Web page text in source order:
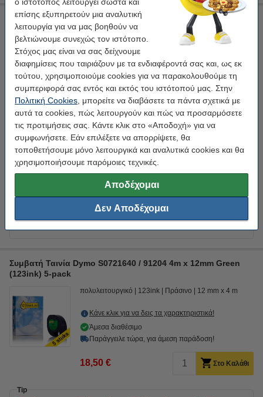
επίσης εξυπηρετούν μια αναλυτική
λειτουργία για να μας βοηθούν να
βελτιώνουμε συνεχώς τον ιστότοπο.
Στόχος μας είναι να σας δείχνουμε
διαφημίσεις που ταιριάζουν με τα ενδιαφέροντά σας και, ως εκ
τούτου, χρησιμοποιούμε cookies για να παρακολουθούμε τη
συμπεριφορά σας εντός και εκτός του ιστότοπού μας. Στην
Πολιτική Cookies , μπορείτε να διαβάσετε τα πάντα σχετικά με
αυτά τα cookies, πώς λειτουργούν και πώς να προσαρμόσετε
τις προτιμήσεις σας. Κάντε κλικ στο «Αποδοχή» για να
συμφωνήσετε. Εάν επιλέξετε να απορρίψετε, θα
τοποθετήσουμε μόνο λειτουργικά και αναλυτικά cookies και θα
χρησιμοποιήσουμε παρόμοιες τεχνικές.
Αποδέχομαι
Δεν Αποδέχομαι
Συμβατή Ταινία Dymo S0721640 / 91204 4m x 12mm Green
(123ink)
πολυλειτουργικό 12 mm x 4 m 123ink
Κάνε κλικ για να δεις τα χαρακτηριστικά!
Κέρδισε50%στην ταινία!
Άμεσα διαθέσιμο
Παράγγειλε τώρα, για άμεση παράδοση!
3,95 € Στο Καλάθι
Winstpakker!
Συμβατή Ταινία Dymo S0721640 / 91204 4m x 12mm Green
Συμβατή Ταινία Dymo S0721640 / 91204 4m x 12mm Green
(123ink) 5-pack
πολυλειτουργικό 123ink Πράσινο 12 mm x 4 m
Κάνε κλικ για να δεις τα χαρακτηριστικά!
Άμεσα διαθέσιμο
Παράγγειλε τώρα, για άμεση παράδοση!
18,50 € Στο Καλάθι
Tip